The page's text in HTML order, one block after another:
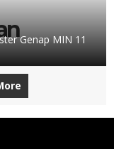
Genap MIN 11